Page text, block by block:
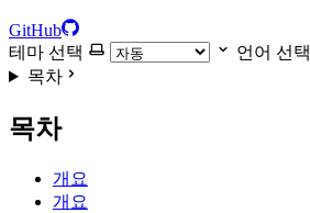
GitHub
테마 선택
언어 선택
목차
목차
개요
개요